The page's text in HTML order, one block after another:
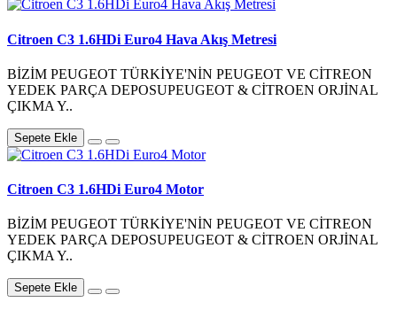
Citroen C3 1.6HDi Euro4 Hava Akış Metresi
BİZİM PEUGEOT TÜRKİYE'NİN PEUGEOT VE CİTREON
YEDEK PARÇA DEPOSUPEUGEOT & CİTROEN ORJİNAL
ÇIKMA Y..
Sepete Ekle
Citroen C3 1.6HDi Euro4 Motor
BİZİM PEUGEOT TÜRKİYE'NİN PEUGEOT VE CİTREON
YEDEK PARÇA DEPOSUPEUGEOT & CİTROEN ORJİNAL
ÇIKMA Y..
Sepete Ekle